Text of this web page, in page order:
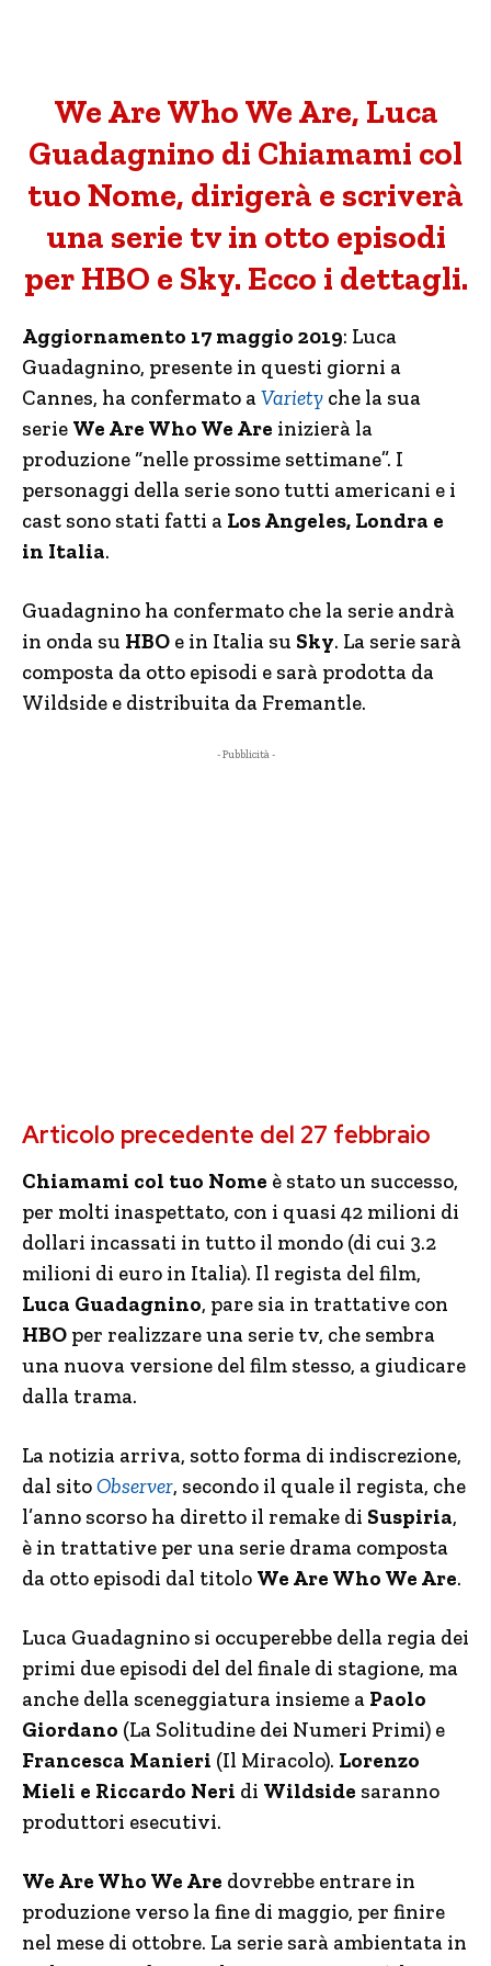
We Are Who We Are, Luca
Guadagnino di Chiamami col
tuo Nome, dirigerà e scriverà
una serie tv in otto episodi
per HBO e Sky. Ecco i dettagli.
Aggiornamento 17 maggio 2019: Luca
Guadagnino, presente in questi giorni a
Cannes, ha confermato aVariety che la sua
serie We Are Who We Are inizierà la
produzione “nelle prossime settimane”. I
personaggi della serie sono tutti americani e i
cast sono stati fatti a Los Angeles, Londra e
in Italia.
Guadagnino ha confermato che la serie andrà
in onda su HBO e in Italia su Sky. La serie sarà
composta da otto episodi e sarà prodotta da
Wildside e distribuita da Fremantle.
- Pubblicità -
Articolo precedente del 27 febbraio
Chiamami col tuo Nome è stato un successo,
per molti inaspettato, con i quasi 42 milioni di
dollari incassati in tutto il mondo (di cui 3.2
milioni di euro in Italia). Il regista del film,
Luca Guadagnino, pare sia in trattative con
HBO per realizzare una serie tv, che sembra
una nuova versione del film stesso, a giudicare
dalla trama.
La notizia arriva, sotto forma di indiscrezione,
dal sitoObserver, secondo il quale il regista, che
l’anno scorso ha diretto il remake di Suspiria,
è in trattative per una serie drama composta
da otto episodi dal titolo We Are Who We Are.
Luca Guadagnino si occuperebbe della regia dei
primi due episodi del del finale di stagione, ma
anche della sceneggiatura insieme a Paolo
Giordano (La Solitudine dei Numeri Primi) e
Francesca Manieri (Il Miracolo). Lorenzo
Mieli e Riccardo Neri di Wildside saranno
produttori esecutivi.
We Are Who We Are dovrebbe entrare in
produzione verso la fine di maggio, per finire
nel mese di ottobre. La serie sarà ambientata in